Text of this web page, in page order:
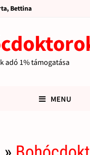
Bettina
adó 1% támogatása
MENU